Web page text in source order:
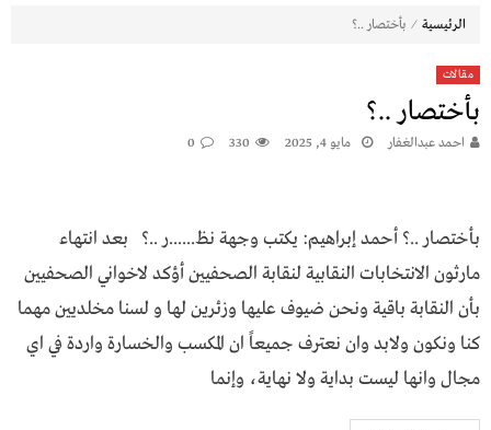
الرئيسية ⁄ بأختصار ..؟
مقالات
بأختصار ..؟
احمد عبدالغفار مايو 4, 2025 330
0
بأختصار ..؟ أحمد إبراهيم: يكتب وجهة نظ......ر ..؟ بعد انتهاء
مارثون الانتخابات النقابية لنقابة الصحفيين أؤكد لاخواني الصحفيين
بأن النقابة باقية ونحن ضيوف عليها وزئرين لها و لسنا مخلديين مهما
كنا ونكون ولابد وان نعترف جميعاً ان المكسب والخسارة واردة في اي
مجال وانها ليست بداية ولا نهاية، وإنما